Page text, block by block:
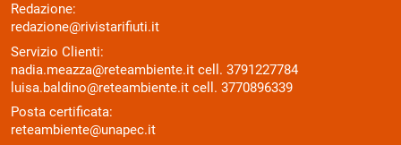
Redazione:
redazione@rivistarifiuti.it
Servizio Clienti:
nadia.meazza@reteambiente.it cell. 3791227784
luisa.baldino@reteambiente.it cell. 3770896339
Posta certificata:
reteambiente@unapec.it